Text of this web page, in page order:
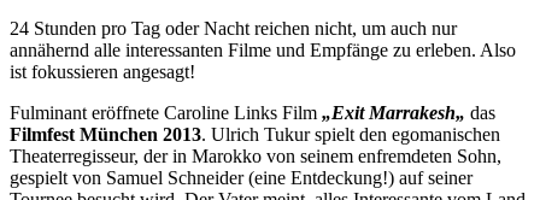
24 Stunden pro Tag oder Nacht reichen nicht, um auch nur
annähernd alle interessanten Filme und Empfänge zu erleben. Also
ist fokussieren angesagt!
Fulminant eröffnete Caroline Links Film „Exit Marrakesh„ das
Filmfest München 2013. Ulrich Tukur spielt den egomanischen
Theaterregisseur, der in Marokko von seinem enfremdeten Sohn,
gespielt von Samuel Schneider (eine Entdeckung!) auf seiner